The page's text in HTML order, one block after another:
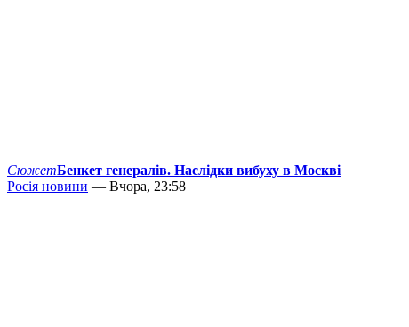
СюжетБенкет генералів. Наслідки вибуху в Москві
Росія новини — Вчора, 23:58